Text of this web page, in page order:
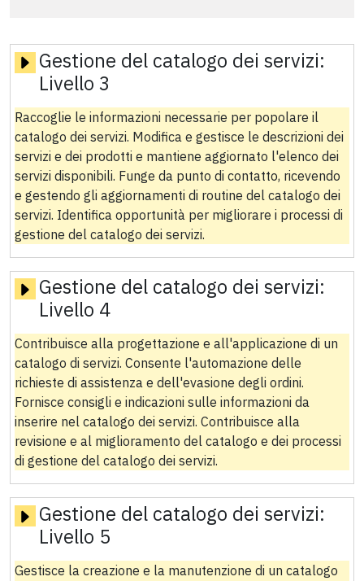
Gestione del catalogo dei servizi:
Livello 3
Raccoglie le informazioni necessarie per popolare il
catalogo dei servizi. Modifica e gestisce le descrizioni dei
servizi e dei prodotti e mantiene aggiornato l'elenco dei
servizi disponibili. Funge da punto di contatto, ricevendo
e gestendo gli aggiornamenti di routine del catalogo dei
servizi. Identifica opportunità per migliorare i processi di
gestione del catalogo dei servizi.
Gestione del catalogo dei servizi:
Livello 4
Contribuisce alla progettazione e all'applicazione di un
catalogo di servizi. Consente l'automazione delle
richieste di assistenza e dell'evasione degli ordini.
Fornisce consigli e indicazioni sulle informazioni da
inserire nel catalogo dei servizi. Contribuisce alla
revisione e al miglioramento del catalogo e dei processi
di gestione del catalogo dei servizi.
Gestione del catalogo dei servizi:
Livello 5
Gestisce la creazione e la manutenzione di un catalogo